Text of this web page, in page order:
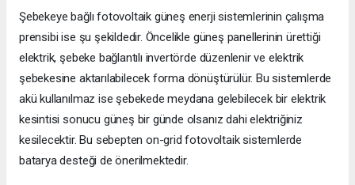
Şebekeye bağlı fotovoltaik güneş enerji sistemlerinin çalışma
prensibi ise şu şekildedir. Öncelikle güneş panellerinin ürettiği
elektrik, şebeke bağlantılı invertörde düzenlenir ve elektrik
şebekesine aktarılabilecek forma dönüştürülür. Bu sistemlerde
akü kullanılmaz ise şebekede meydana gelebilecek bir elektrik
kesintisi sonucu güneş bir günde olsanız dahi elektriğiniz
kesilecektir. Bu sebepten on-grid fotovoltaik sistemlerde
batarya desteği de önerilmektedir.